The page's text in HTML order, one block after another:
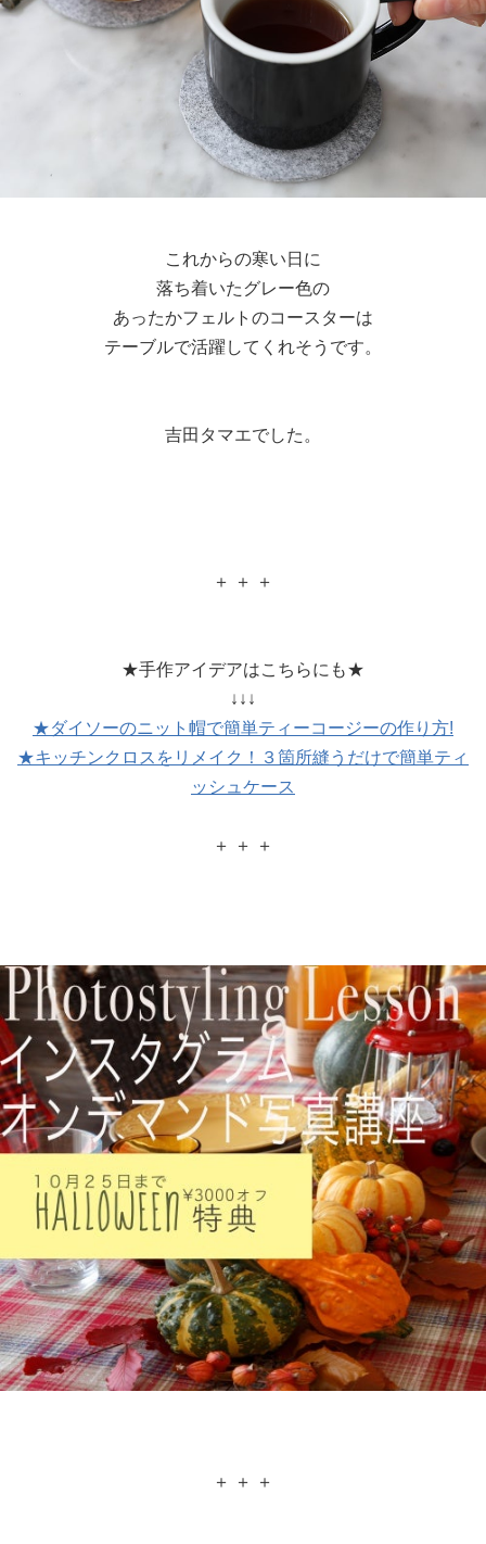
これからの寒い日に
落ち着いたグレー色の
あったかフェルトのコースターは
テーブルで活躍してくれそうです。
吉田タマエでした。
＋ ＋ ＋
★手作アイデアはこちらにも★
↓↓↓
★ダイソーのニット帽で簡単ティーコージーの作り方!
★キッチンクロスをリメイク！３箇所縫うだけで簡単ティ
ッシュケース
＋ ＋ ＋
＋ ＋ ＋